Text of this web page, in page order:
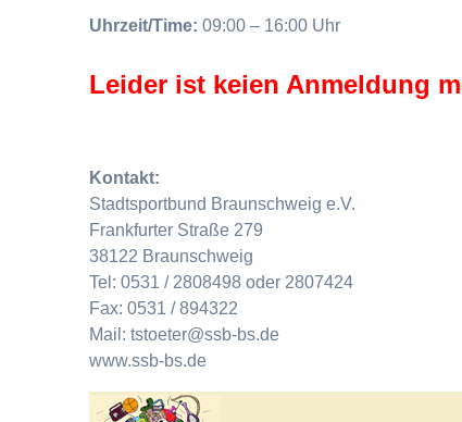
Uhrzeit/Time:09:00 – 16:00 Uhr
Leider ist keien Anmeldung
Kontakt:
Stadtsportbund Braunschweig e.V.
Frankfurter Straße 279
38122 Braunschweig
Tel: 0531 / 2808498 oder 2807424
Fax: 0531 / 894322
Mail: tstoeter@ssb-bs.de
www.ssb-bs.de